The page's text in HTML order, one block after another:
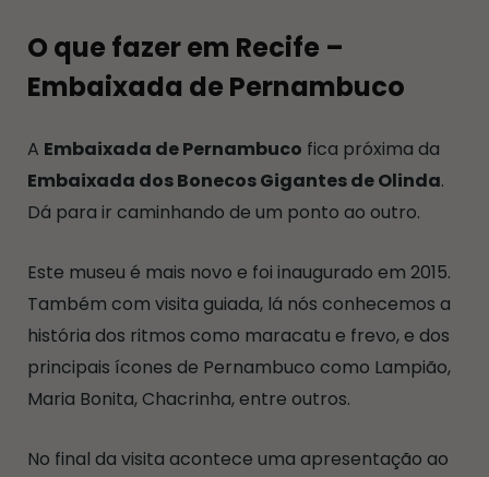
O que fazer em Recife –
Embaixada de Pernambuco
A Embaixada de Pernambuco fica próxima da
Embaixada dos Bonecos Gigantes de Olinda.
Dá para ir caminhando de um ponto ao outro.
Este museu é mais novo e foi inaugurado em 2015.
Também com visita guiada, lá nós conhecemos a
história dos ritmos como maracatu e frevo, e dos
principais ícones de Pernambuco como Lampião,
Maria Bonita, Chacrinha, entre outros.
No final da visita acontece uma apresentação ao